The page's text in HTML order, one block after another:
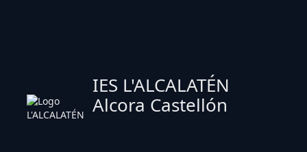
IES L'ALCALATÉN
Alcora Castellón